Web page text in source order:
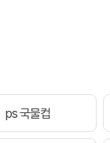
ps 국물컵